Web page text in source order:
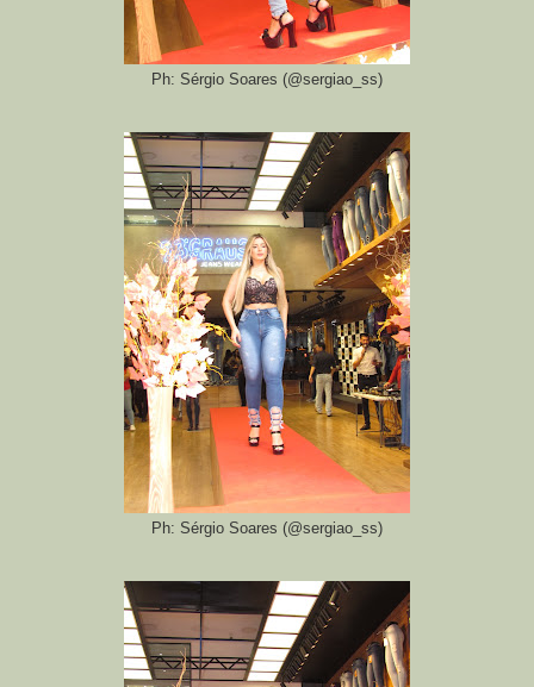
Ph: Sérgio Soares (@sergiao_ss)
Ph: Sérgio Soares (@sergiao_ss)